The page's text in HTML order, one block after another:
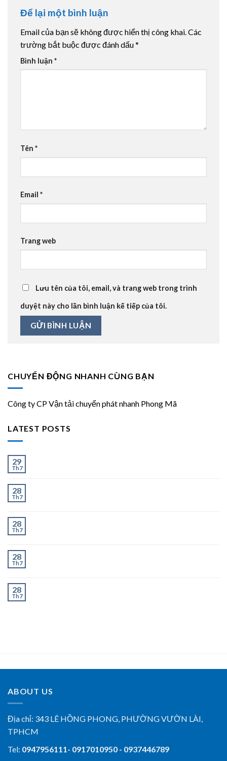
Để lại một bình luận
Email của bạn sẽ không được hiển thị công khai. Các
trường bắt buộc được đánh dấu*
Bình luận *
Tên *
Email *
Trang web
Lưu tên của tôi, email, và trang web trong trình
duyệt này cho lần bình luận kế tiếp của tôi.
CHUYỂN ĐỘNG NHANH CÙNG BẠN
Công ty CP Vận tải chuyển phát nhanh Phong Mã
LATEST POSTS
29
Th7
28
Th7
28
Th7
28
Th7
28
Th7
ABOUT US
Địa chỉ: 343 LÊ HỒNG PHONG, PHƯỜNG VƯỜN LÀI,
TPHCM
Tel: 0947956111- 0917010950 - 0937446789